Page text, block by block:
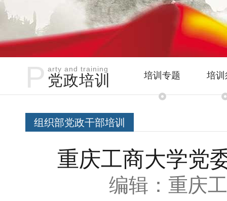
P arty and training
党政培训 培训专题 培
组织部党政干部培训
重庆工商大学党
编辑：重庆